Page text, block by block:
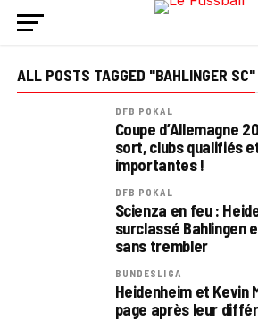
ALL POSTS TAGGED "BAHLINGER SC"
DFB POKAL
Coupe d’Allemagne
sort, clubs qualifiés
importantes !
DFB POKAL
Scienza en feu :
surclassé Bahlingen
sans trembler
BUNDESLIGA
Heidenheim et Kevin
page après leur